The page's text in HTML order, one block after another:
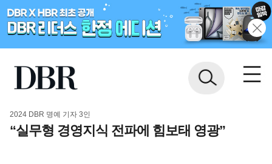
2024 DBR 명예 기자 3인
“실무형 경영지식 전파에 힘보태 영광”